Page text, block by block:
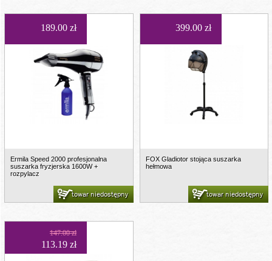
189.00 zł
Ermila Speed 2000 profesjonalna
suszarka fryzjerska 1600W +
rozpylacz
towar niedostępny
399.00 zł
FOX Gladiotor stojąca suszarka
hełmowa
towar niedostępny
147.00 zł
113.19 zł